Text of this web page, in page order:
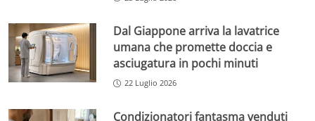
Dal Giappone arriva la lavatrice
umana che promette doccia e
asciugatura in pochi minuti
22 Luglio 2026
Condizionatori fantasma venduti